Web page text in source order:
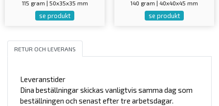
115 gram | 50x35x35 mm
se produkt
140 gram | 40x40x45 mm
se produkt
RETUR OCH LEVERANS
Leveranstider
Dina beställningar skickas vanligtvis samma dag som
beställningen och senast efter tre arbetsdagar.